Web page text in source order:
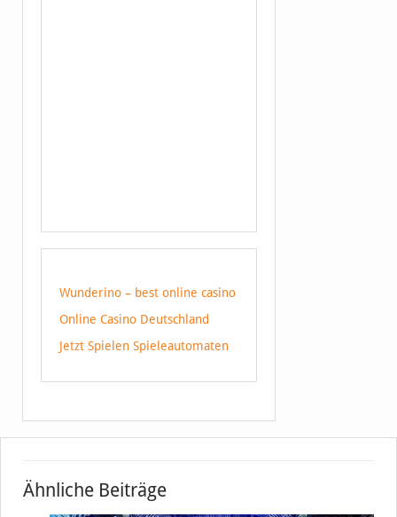
Wunderino – best online casino
Online Casino Deutschland
Jetzt Spielen Spieleautomaten
Ähnliche Beiträge